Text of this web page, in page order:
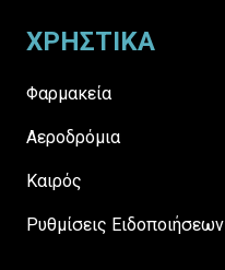
ΧΡΗΣΤΙΚΑ
Φαρμακεία
Αεροδρόμια
Καιρός
Ρυθμίσεις Ειδοποιήσεων